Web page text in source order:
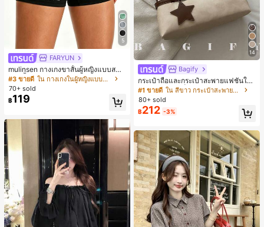
5
FARYUN
mulinsen กางเกงขาสั้นผู้หญิงแบบสบา
ยๆ สีพื้น หลวม อเนกประสงค์ กางเกงขา
สั้นกีฬา 2-In-1 สำหรับวิ่ง ฟิตเนส และก
ารฝึกซ้อมกีฬาในฤดูร้อน
#3 ขายดี
ใน กางเกงในผู้หญิงแบบแอคทีฟ
70+ sold
฿119
14
Bagify
กระเป๋าถือและกระเป๋าสะพายแฟชั่นให
ม่ ตกแต่งด้วยเข็มขัด เหมาะสำหรับงาน
ปาร์ตี้ การรวมตัว การออกไปข้างนอก ก
ารท่องเที่ยว การช้อปปิ้ง และการใช้งาน
ประจำวัน สามารถเก็บเหรียญ โทรศัพท์
เหมาะสำหรับกระเป๋าทำงานของพนักง
านออฟฟิศ นักศึกษามหาวิทยาลัย และ
พนักงานออฟฟิศ กระเป๋าผู้หญิงที่หรูหรา
#1 ขายดี
ใน สีขาว กระเป๋าสะพายผู้หญิง
80+ sold
฿212 -3%